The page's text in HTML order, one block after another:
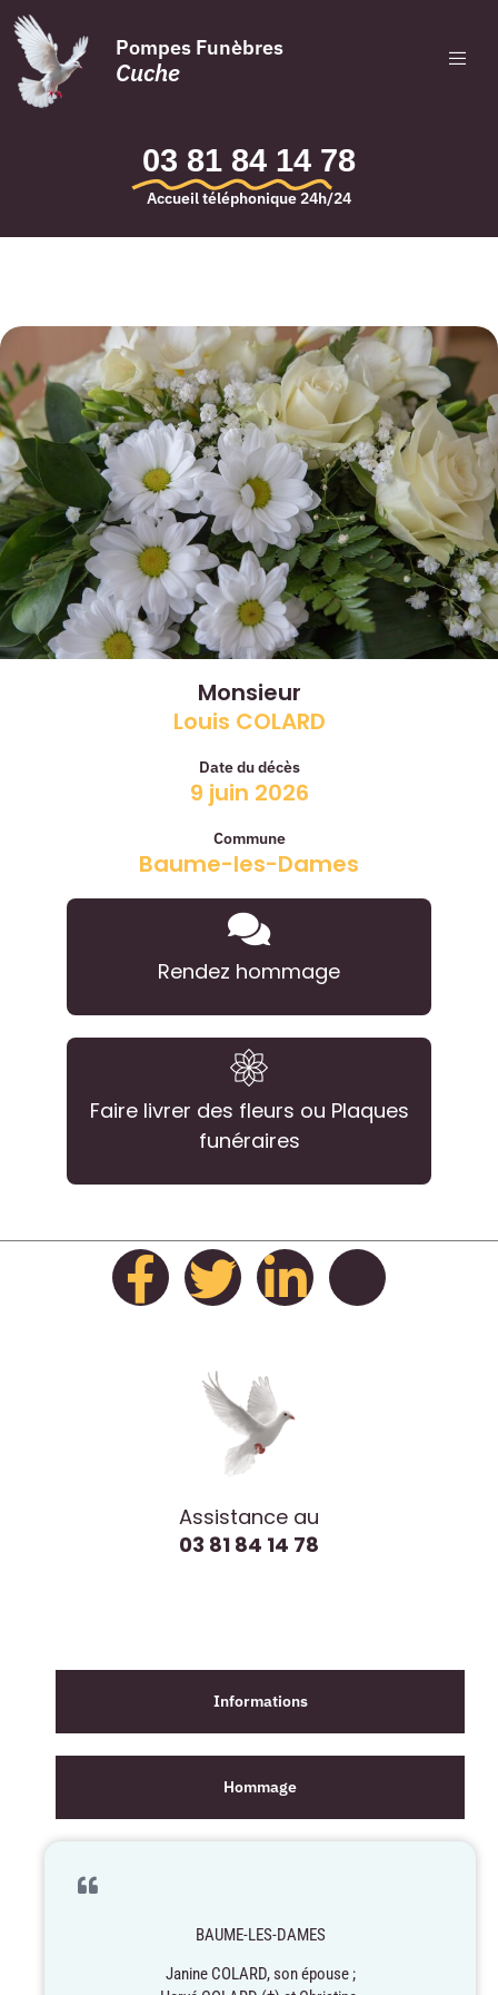
Pompes Funèbres
Cuche
03 81 84 14 78
Accueil téléphonique 24h/24
Monsieur
Louis COLARD
Date du décès
9 juin 2026
Commune
Baume-les-Dames
Rendez hommage
Faire livrer des fleurs ou Plaques
funéraires
Assistance au
03 81 84 14 78
Informations
Hommage
BAUME-LES-DAMES
Janine COLARD, son épouse ;